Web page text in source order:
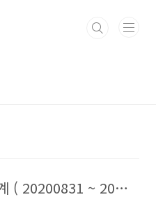
ASEC 주간 악성코드 통계 ( 20200831 ~ 20200906 )